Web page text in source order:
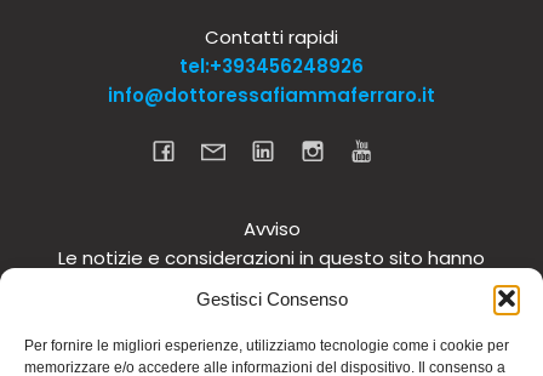
Gestisci Consenso
Per fornire le migliori esperienze, utilizziamo tecnologie come i cookie per
memorizzare e/o accedere alle informazioni del dispositivo. Il consenso a
Contatti rapidi
tel:+393456248926
info@dottoressafiammaferraro.it
Avviso
Le notizie e considerazioni in questo sito hanno
carattere informativo generale e non intendono in
alcun modo dare consigli medici. Si raccomanda di
non intraprendere o interrompere alcuna terapia o